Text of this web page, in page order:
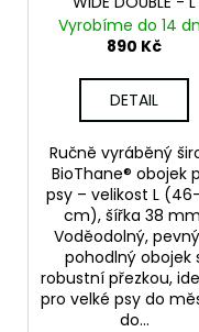
Vyrobíme do 14
890 Kč
DETAIL
Ručně vyráběný
BioThane® obojek
psy – velikost L
cm), šířka 38
Voděodolný,
pohodlný obojek
robustní přezkou,
pro velké psy do
do...